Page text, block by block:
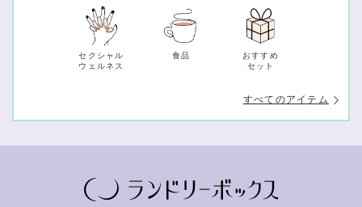
セクシャル
ウェルネス
食品
おすすめ
セット
すべてのアイテム